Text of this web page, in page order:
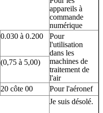
appareils à
commande
numérique
0.030 à 0.200
Pour
l'utilisation
dans les
machines de
traitement de
l'air
(0,75 à 5,00)
20 côte 00
Pour l'aéronef
Je suis désolé.